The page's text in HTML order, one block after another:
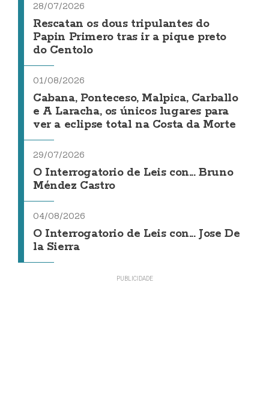
28/07/2026
Rescatan os dous tripulantes do
Papin Primero tras ir a pique preto
do Centolo
01/08/2026
Cabana, Ponteceso, Malpica, Carballo
e A Laracha, os únicos lugares para
ver a eclipse total na Costa da Morte
29/07/2026
O Interrogatorio de Leis con... Bruno
Méndez Castro
04/08/2026
O Interrogatorio de Leis con... Jose De
la Sierra